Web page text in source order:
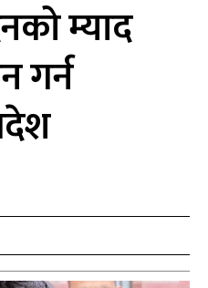
म्याद
गर्न